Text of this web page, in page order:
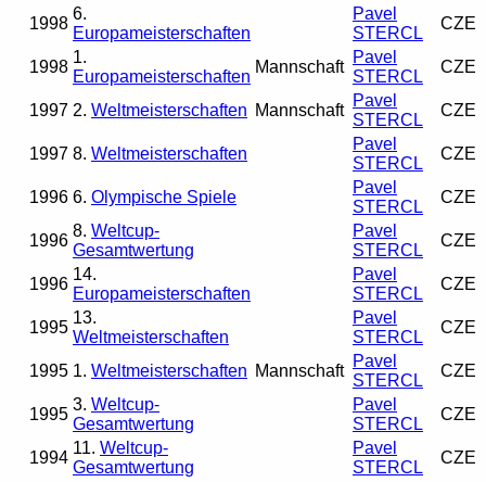
1998
6.
Europameisterschaften
Pavel
STERCL
CZE
1998
1.
Europameisterschaften
Mannschaft
Pavel
STERCL
CZE
1997 2. Weltmeisterschaften Mannschaft
Pavel
STERCL
CZE
1997 8. Weltmeisterschaften
Pavel
STERCL
CZE
1996 6. Olympische Spiele
Pavel
STERCL
CZE
1996
8. Weltcup-
Gesamtwertung
Pavel
STERCL
CZE
1996
14.
Europameisterschaften
Pavel
STERCL
CZE
1995
13.
Weltmeisterschaften
Pavel
STERCL
CZE
1995 1. Weltmeisterschaften Mannschaft
Pavel
STERCL
CZE
1995
3. Weltcup-
Gesamtwertung
Pavel
STERCL
CZE
1994
11. Weltcup-
Gesamtwertung
Pavel
STERCL
CZE